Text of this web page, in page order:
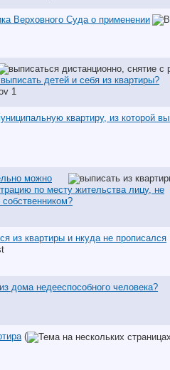
Верховного Суда о применении
детей и себя из квартиры?
1
квартиру, из которой
можно
по месту жительства лицу, не
из квартиры и нкуда не прописался
дома недееспособного человека?
(